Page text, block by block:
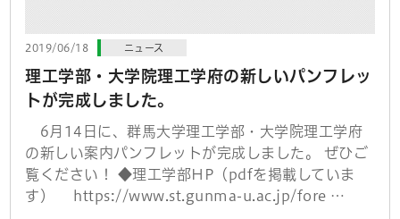
2019/06/18 ニュース
理工学部・大学院理工学府の新しいパンフレッ
トが完成しました。
6月14日に、群馬大学理工学部・大学院理工学府
の新しい案内パンフレットが完成しました。 ぜひご
覧ください！ ◆理工学部HP（pdfを掲載していま
す） https://www.st.gunma-u.ac.jp/fore …